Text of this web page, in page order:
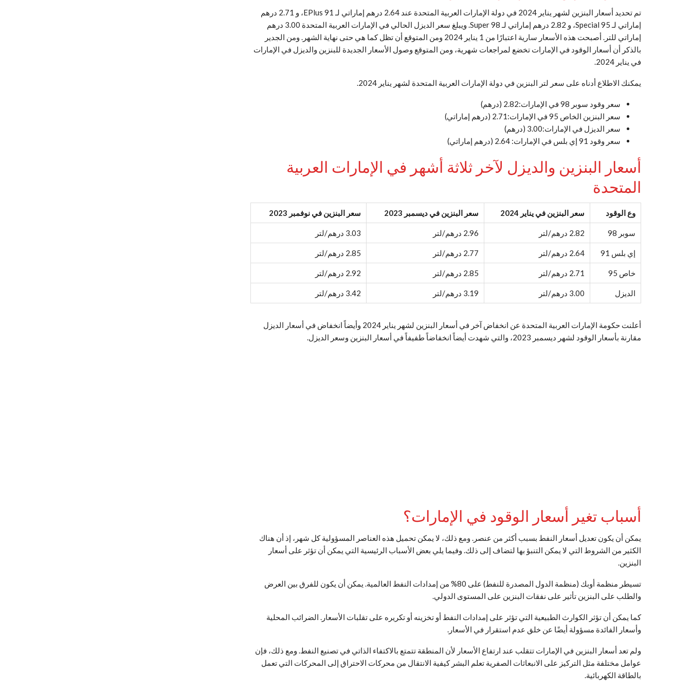
تم تحديد أسعار البنزين لشهر يناير 2024 في دولة الإمارات العربية المتحدة عند 2.64 درهم إماراتي لـ EPlus 91، و 2.71 درهم
إماراتي لـ Special 95، و 2.82 درهم إماراتي لـ Super 98. ويبلغ سعر الديزل الحالي في الإمارات العربية المتحدة 3.00 درهم
إماراتي للتر. أصبحت هذه الأسعار سارية اعتبارًا من 1 يناير 2024 ومن المتوقع أن تظل كما هي حتى نهاية الشهر. ومن الجدير
بالذكر أن أسعار الوقود في الإمارات تخضع لمراجعات شهرية، ومن المتوقع وصول الأسعار الجديدة للبنزين والديزل في الإمارات
في يناير 2024.
يمكنك الاطلاع أدناه على سعر لتر البنزين في دولة الإمارات العربية المتحدة لشهر يناير 2024.
سعر وقود سوبر 98 في الإمارات:2.82 (درهم)
سعر البنزين الخاص 95 في الإمارات:2.71 (درهم إماراتي)
سعر الديزل في الإمارات:3.00 (درهم)
سعر وقود 91 إي بلس في الإمارات: 2.64 (درهم إماراتي)
أسعار البنزين والديزل لآخر ثلاثة أشهر في الإمارات العربية
المتحدة
وع الوقود سعر البنزين في يناير 2024 سعر البنزين في ديسمبر 2023 سعر البنزين في نوفمبر 2023
سوبر 98 2.82 درهم/لتر 2.96 درهم/لتر 3.03 درهم/لتر
إي بلس 91 2.64 درهم/لتر 2.77 درهم/لتر 2.85 درهم/لتر
خاص 95 2.71 درهم/لتر 2.85 درهم/لتر 2.92 درهم/لتر
الديزل 3.00 درهم/لتر 3.19 درهم/لتر 3.42 درهم/لتر
أعلنت حكومة الإمارات العربية المتحدة عن انخفاض آخر في أسعار البنزين لشهر يناير 2024 وأيضاً انخفاض في أسعار الديزل
مقارنة بأسعار الوقود لشهر ديسمبر 2023، والتي شهدت أيضاً انخفاضاً طفيفاً في أسعار البنزين وسعر الديزل.
أسباب تغير أسعار الوقود في الإمارات؟
يمكن أن يكون تعديل أسعار النفط بسبب أكثر من عنصر. ومع ذلك، لا يمكن تحميل هذه العناصر المسؤولية كل شهر، إذ أن هناك
الكثير من الشروط التي لا يمكن التنبؤ بها لتضاف إلى ذلك. وفيما يلي بعض الأسباب الرئيسية التي يمكن أن تؤثر على أسعار
البنزين.
تسيطر منظمة أوبك (منظمة الدول المصدرة للنفط) على 80% من إمدادات النفط العالمية. يمكن أن يكون للفرق بين العرض
والطلب على البنزين تأثير على نفقات البنزين على المستوى الدولي.
كما يمكن أن تؤثر الكوارث الطبيعية التي تؤثر على إمدادات النفط أو تخزينه أو تكريره على تقلبات الأسعار. الضرائب المحلية
وأسعار الفائدة مسؤولة أيضًا عن خلق عدم استقرار في الأسعار.
ولم تعد أسعار البنزين في الإمارات تتقلب عند ارتفاع الأسعار لأن المنطقة تتمتع بالاكتفاء الذاتي في تصنيع النفط. ومع ذلك، فإن
عوامل مختلفة مثل التركيز على الانبعاثات الصفرية تعلم البشر كيفية الانتقال من محركات الاحتراق إلى المحركات التي تعمل
بالطاقة الكهربائية.